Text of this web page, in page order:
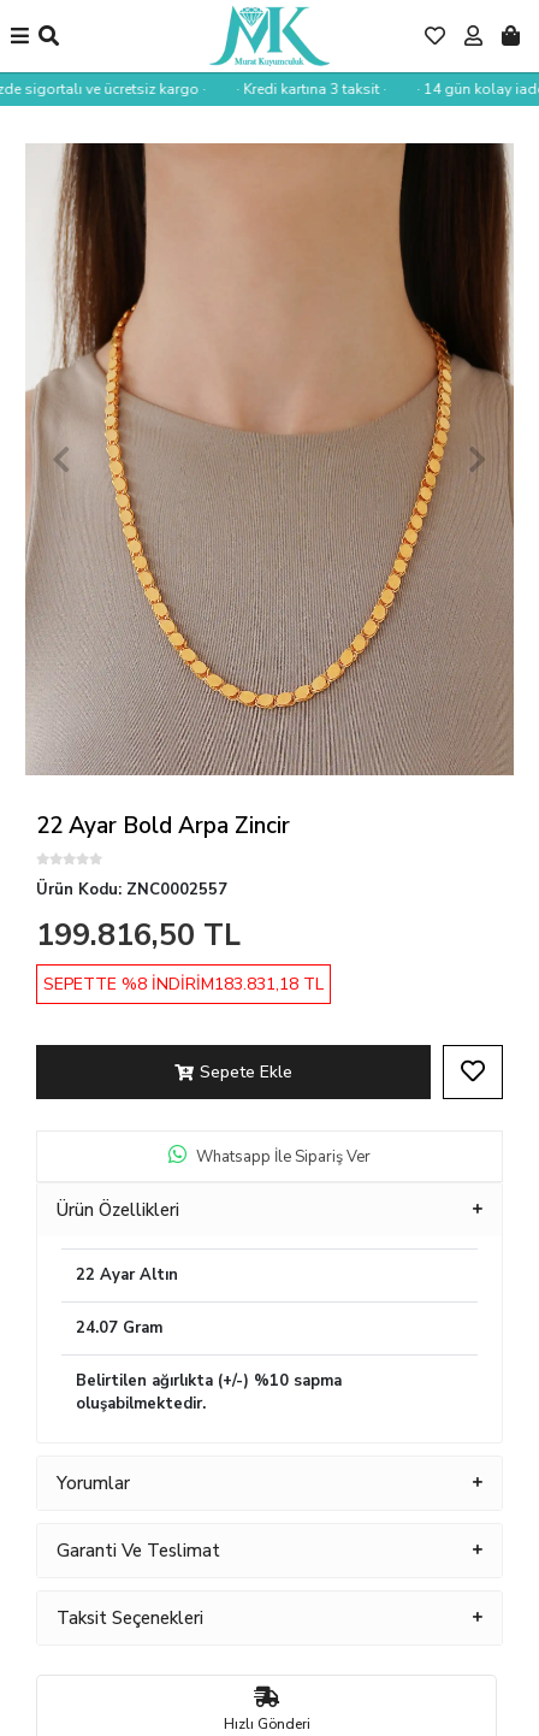
sigortalı ve ücretsiz kargo · · Kredi kartına 3 taksit · · 14 gün kolay iade ·
22 Ayar Bold Arpa Zincir
Ürün Kodu: ZNC0002557
199.816,50 TL
SEPETTE %8 İNDİRİM183.831,18 TL
Sepete Ekle
Whatsapp İle Sipariş Ver
Ürün Özellikleri
22 Ayar Altın
24.07 Gram
Belirtilen ağırlıkta (+/-) %10 sapma
oluşabilmektedir.
Yorumlar
Garanti Ve Teslimat
Taksit Seçenekleri
Hızlı Gönderi